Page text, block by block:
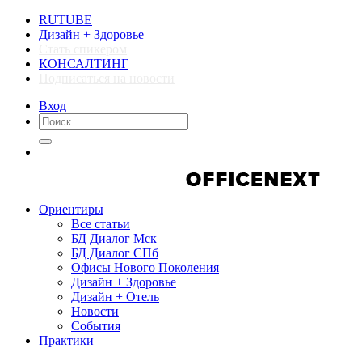
RUTUBE
Дизайн + Здоровье
КОНСАЛТИНГ
Вход
Ориентиры
Все статьи
БД Диалог Мск
БД Диалог СПб
Офисы Нового Поколения
Дизайн + Здоровье
Дизайн + Отель
Новости
События
Практики